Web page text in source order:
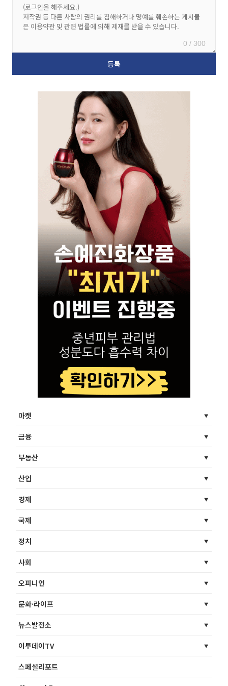
0 / 300
마켓
금융
부동산
산업
경제
국제
정치
사회
오피니언
문화·라이프
뉴스발전소
이투데이TV
스페셜리포트